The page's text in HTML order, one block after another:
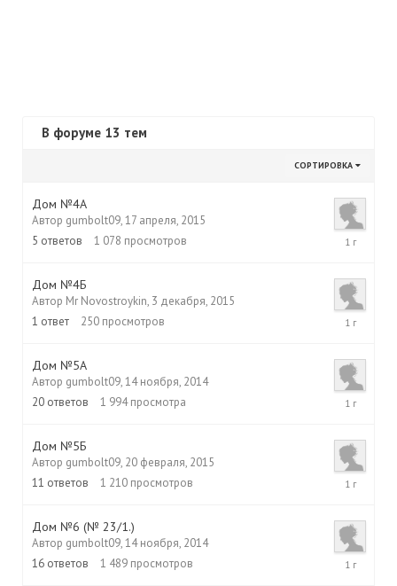
В форуме 13 тем
СОРТИРОВКА
Дом №4А
Автор gumbolt09,17 апреля, 2015
5 ответов 1 078 просмотров
11
Дом №4Б
Автор Mr Novostroykin, 3 декабря, 2015
1 ответ 250 просмотров
Дом №5А
Автор gumbolt09,14 ноября, 2014
20 ответов 1 994 просмотра
23
Дом №5Б
Автор gumbolt09, 20 февраля, 2015
11 ответов 1 210 просмотров
Дом №6 (№ 23/1.)
Автор gumbolt09,14 ноября, 2014
16 ответов 1 489 просмотров
11